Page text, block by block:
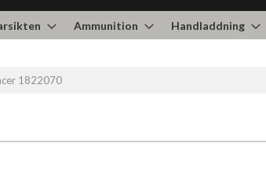
Sök
Ammunition Handladdning
1822070